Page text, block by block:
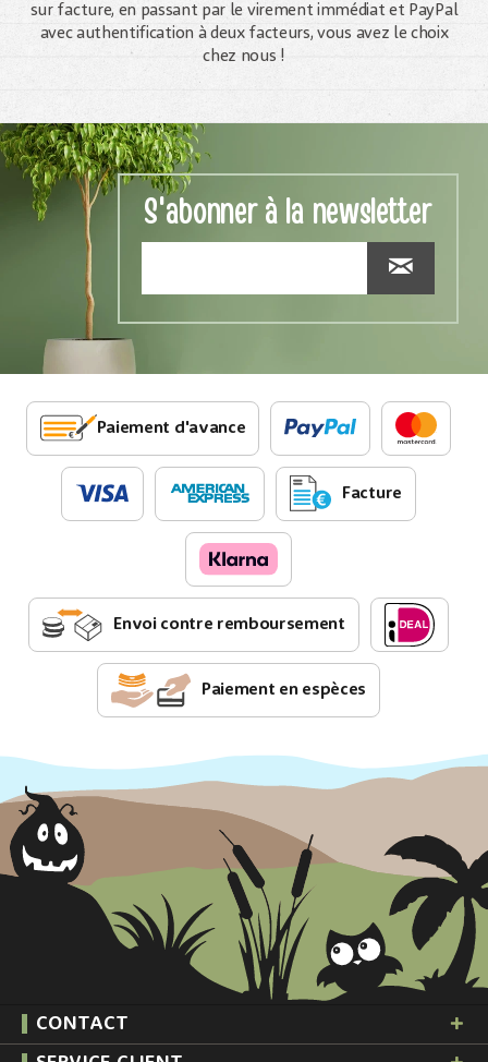
sur facture, en passant par le virement immédiat et PayPal
avec authentification à deux facteurs, vous avez le choix
chez nous !
S'abonner à la newsletter
Paiement d'avance
Facture
Envoi contre remboursement
Paiement en espèces
CONTACT